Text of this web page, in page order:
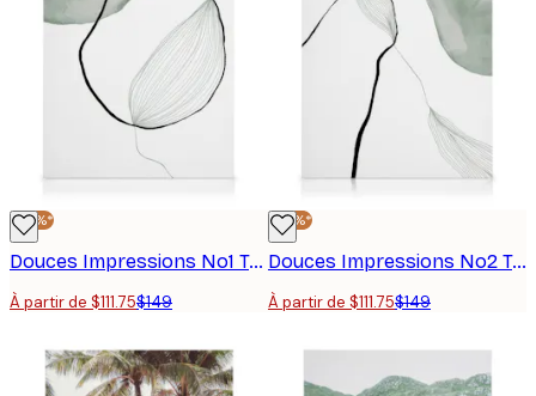
-25%*
Douces Impressions No1 Toile
À partir de $111.75$149
-25%*
Douces Impressions No2 Toile
À partir de $111.75$149